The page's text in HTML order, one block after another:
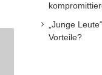
„Junge
Vorteile?